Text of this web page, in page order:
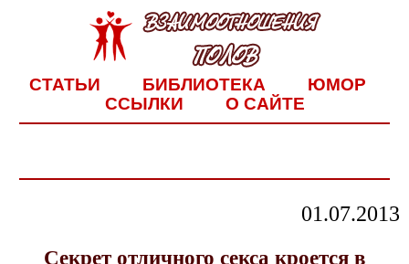
СТАТЬИ БИБЛИОТЕКА
ЮМОР
ССЫЛКИ
О САЙТЕ
01.07.2013
Секрет отличного секса кроется в